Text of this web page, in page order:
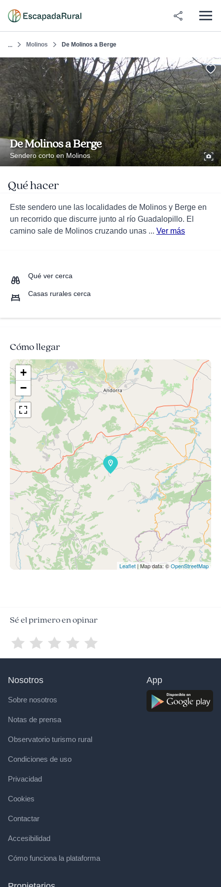
... Molinos De Molinos a Berge
De Molinos a Berge
Sendero corto en Molinos
Qué hacer
Este sendero une las localidades de Molinos y Berge en
un recorrido que discurre junto al río Guadalopillo. El
camino sale de Molinos cruzando unas ... Ver más
Qué ver cerca
Casas rurales cerca
Cómo llegar
+
−
Leaflet | Map data: ©OpenStreetMap
Sé el primero en opinar
Nosotros
Sobre nosotros
Notas de prensa
Observatorio turismo rural
Condiciones de uso
Privacidad
Cookies
Contactar
Accesibilidad
Cómo funciona la plataforma
App